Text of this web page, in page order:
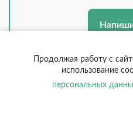
Продолжая работу с
использование
персональных